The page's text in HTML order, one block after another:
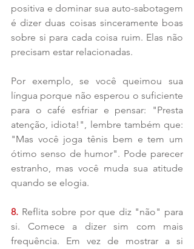
positiva e dominar sua auto-sabotagem
é dizer duas coisas sinceramente boas
sobre si para cada coisa ruim. Elas não
precisam estar relacionadas.
Por exemplo, se você queimou sua
língua porque não esperou o suficiente
para o café esfriar e pensar: "Presta
atenção, idiota!", lembre também que:
"Mas você joga tênis bem e tem um
ótimo senso de humor". Pode parecer
estranho, mas você muda sua atitude
quando se elogia.
8. Reflita sobre por que diz "não" para
si. Comece a dizer sim com mais
frequência. Em vez de mostrar a si